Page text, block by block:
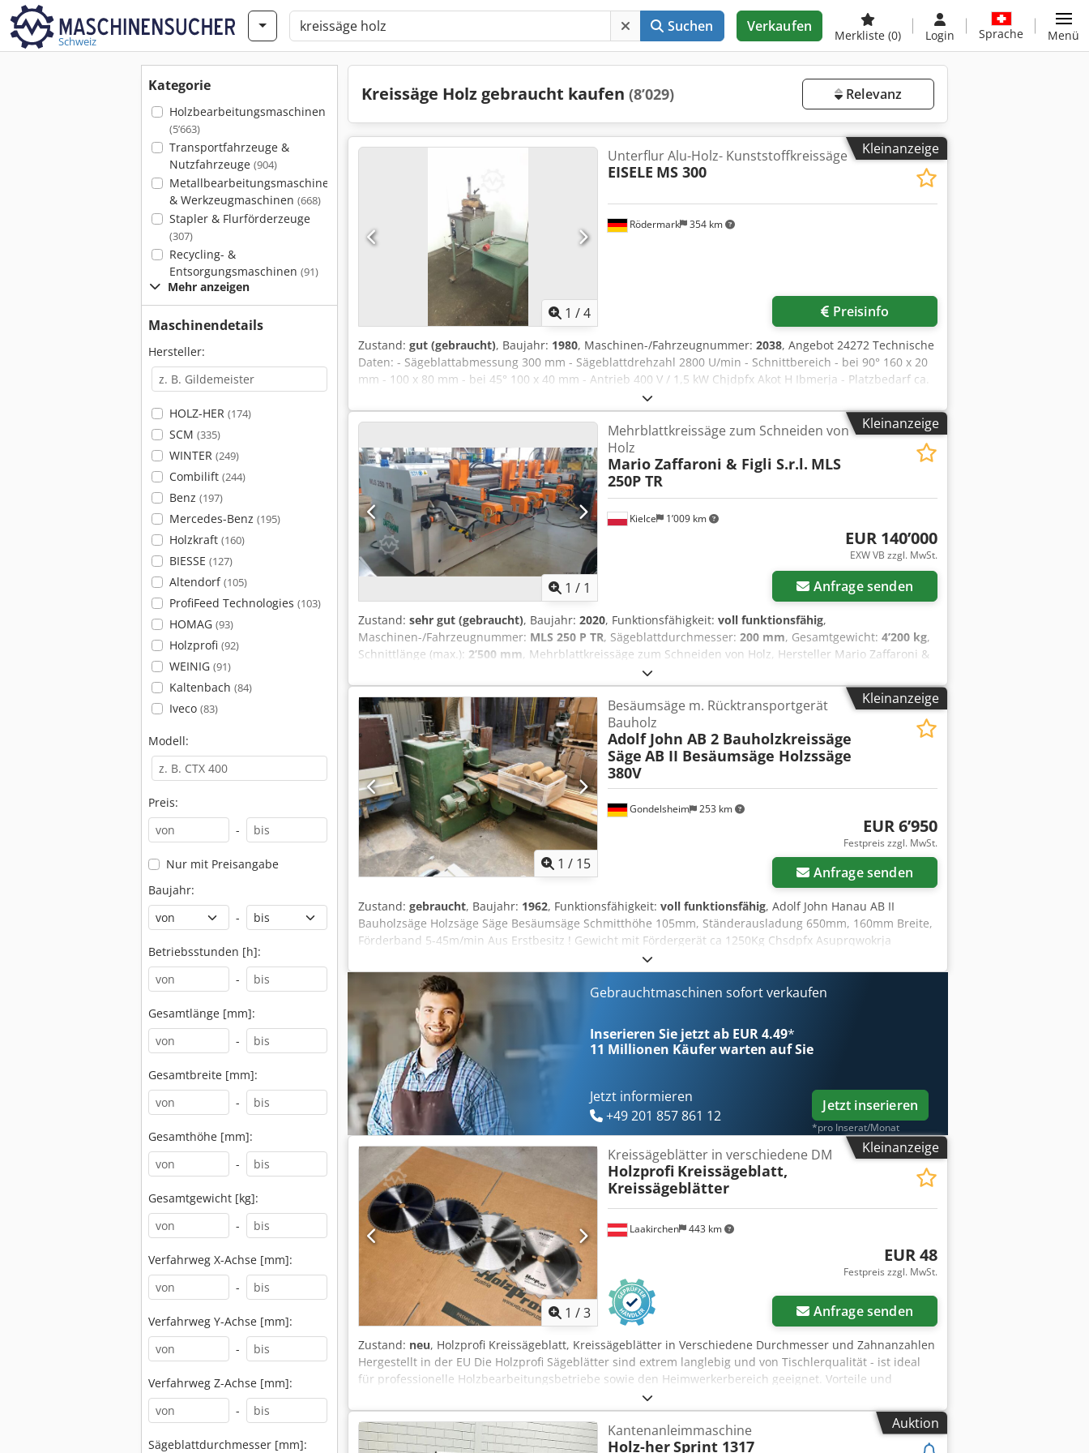
Schweiz
Suchen Verkaufen
Merkliste (0) Login Sprache Menü
Kategorie
Holzbearbeitungsmaschinen
(5’663)
Transportfahrzeuge &
Nutzfahrzeuge (904)
Metallbearbeitungsmaschinen
& Werkzeugmaschinen (668)
Stapler & Flurförderzeuge
(307)
Recycling- &
Entsorgungsmaschinen (91)
Mehr anzeigen
Maschinendetails
Hersteller:
HOLZ-HER (174)
SCM (335)
WINTER (249)
Combilift (244)
Benz (197)
Mercedes-Benz (195)
Holzkraft (160)
BIESSE (127)
Altendorf(105)
ProfiFeed Technologies (103)
HOMAG (93)
Holzprofi (92)
WEINIG (91)
Kaltenbach (84)
Iveco (83)
Modell:
Preis:
-
Nur mit Preisangabe
Baujahr:
-
Betriebsstunden [h]:
-
Gesamtlänge [mm]:
-
Gesamtbreite [mm]:
-
Gesamthöhe [mm]:
-
Gesamtgewicht [kg]:
-
Verfahrweg X-Achse [mm]:
-
Verfahrweg Y-Achse [mm]:
-
Verfahrweg Z-Achse [mm]:
-
Sägeblattdurchmesser [mm]:
Kreissäge Holz gebraucht kaufen (8’029) Relevanz
Kleinanzeige
1 /4
Rödermark 354 km
Unterflur Alu-Holz- Kunststoffkreissäge
EISELE MS 300
Preisinfo
Zustand: gut (gebraucht), Baujahr: 1980, Maschinen-/Fahrzeugnummer: 2038, Angebot 24272 Technische
Daten: - Sägeblattabmessung 300 mm - Sägeblattdrehzahl 2800 U/min - Schnittbereich - bei 90° 160 x 20
mm - 100 x 80 mm - bei 45° 100 x 40 mm - Antrieb 400 V / 1,5 kW Chjdpfx Akot H Ibmerja - Platzbedarf ca.
B 400 x H 800 x T 600 mm - Gewicht ca. 80 kg - Tischuntergestell B 900 x H 750 x T 500 mm
Kleinanzeige
1 / 1
Kielce 1’009 km
Mehrblattkreissäge zum Schneiden von
Holz
Mario Zaffaroni & Figli S.r.l. MLS
250P TR
EUR 140’000
EXW VB zzgl. MwSt.
Anfrage senden
Zustand: sehr gut (gebraucht), Baujahr: 2020, Funktionsfähigkeit: voll funktionsfähig,
Maschinen-/Fahrzeugnummer: MLS 250 P TR, Sägeblattdurchmesser: 200 mm, Gesamtgewicht: 4’200 kg,
Schnittlänge (max.): 2’500 mm, Mehrblattkreissäge zum Schneiden von Holz, Hersteller Mario Zaffaroni &
Figli S.r.l. Details: 1) Werkstücklänge: min. 330 mm, max. 2500 mm 2) Werkstückdicke: min. 2 mm, max. 100
mm Chsdpfxsyk U Ebj Akrja 3) Vorschubgeschwindigkeit (Arbeitsbereich): 3–45 m/min 4) Maximale
Schnitttiefe (Fräsen): 20 mm bei Sägeblättern mit Ø 200 mm 5) Gesamtleistung: 55 kW 6) Motorleistung
Hauptmotor: 45 kW 7) Gewicht: 4200 kg Die Maschine ist voll funktionsfähig und benötigt keinen Service.
Sehr guter Zustand.
Kleinanzeige
1 / 15
Gondelsheim 253 km
Besäumsäge m. Rücktransportgerät
Bauholz
Adolf John AB 2 Bauholzkreissäge
Säge AB II Besäumsäge Holzssäge
380V
EUR 6’950
Festpreis zzgl. MwSt.
Anfrage senden
Zustand: gebraucht, Baujahr: 1962, Funktionsfähigkeit: voll funktionsfähig, Adolf John Hanau AB II
Bauholzsäge Holzsäge Säge Besäumsäge Schmitthöhe 105mm, Ständerausladung 650mm, 160mm Breite,
Förderband 5-45m/min Aus Erstbesitz ! Gewicht mit Fördergerät ca 1250Kg Chsdpfx Asuprqwokrja
Anschluss an 400A 32A Gebrauchter, funktionstüchtiger Zustand
Gebrauchtmaschinen sofort verkaufen
Inserieren Sie jetzt ab EUR 4.49*
11 Millionen Käufer warten auf Sie
Jetzt informieren
+49 201 857 861 12
Jetzt inserieren
*pro Inserat/Monat
Kleinanzeige
1 /3
Laakirchen 443 km
Kreissägeblätter in verschiedene DM
Holzprofi Kreissägeblatt,
Kreissägeblätter
EUR 48
Festpreis zzgl. MwSt.
Anfrage senden
Zustand: neu, Holzprofi Kreissägeblatt, Kreissägeblätter in Verschiedene Durchmesser und Zahnanzahlen
Hergestellt in der EU Die Holzprofi Sägeblätter sind extrem langlebig und von Tischlerqualität - ist ideal
für professionelle Holzbearbeitungsbetriebe sowie den Heimwerkerbereich geeignet. Vorteile und
Eigenschaften: - Hochwertiges Hartmetall-Sägeblatt für präzise und saubere Schnitte - Lange
Lebensdauer und hohe Standzeit durch hochfesten und großen HM-Sägezahn für öfteres Nachschärfen
Passend für Maschinen von vielen verschiedenen Herstellern. Bei Fragen helfen wir gerne weiter!
Verfügbare Kreissägeblätter: SB200: Durchmesser: 200mm Bohrung: 30mm Zahnanzahl: 48 / 60 SB216:
Auktion
Kantenanleimmaschine
Holz-herSprint 1317